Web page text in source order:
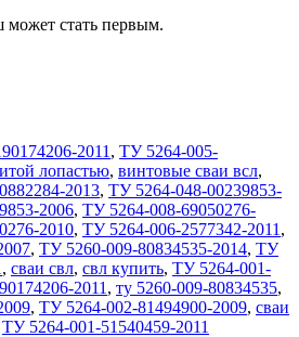
стать первым.
2011 , ТУ 5264-005-
лопастью, винтовые сваи всл,
2013, ТУ 5264-048-00239853-
2006, ТУ 5264-008-69050276-
2010, ТУ 5264-006-2577342-2011 ,
, ТУ 5260-009-80834535-2014, ТУ
, сваи свл, свл купить, ТУ 5264-001-
2011 , ту 5260-009-80834535,
, ТУ 5264-002-81494900-2009, сваи
ТУ 5264-001-51540459-2011